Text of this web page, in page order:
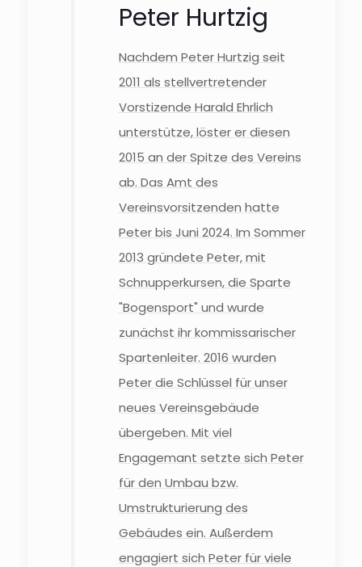
Peter Hurtzig
Nachdem Peter Hurtzig seit
2011 als stellvertretender
Vorstizende Harald Ehrlich
unterstütze, löster er diesen
2015 an der Spitze des Vereins
ab. Das Amt des
Vereinsvorsitzenden hatte
Peter bis Juni 2024. Im Sommer
2013 gründete Peter, mit
Schnupperkursen, die Sparte
"Bogensport" und wurde
zunächst ihr kommissarischer
Spartenleiter. 2016 wurden
Peter die Schlüssel für unser
neues Vereinsgebäude
übergeben. Mit viel
Engagemant setzte sich Peter
für den Umbau bzw.
Umstrukturierung des
Gebäudes ein. Außerdem
engagiert sich Peter für viele